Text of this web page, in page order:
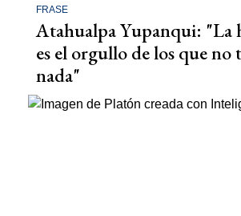
FRASE
Atahualpa Yupanqui: "La
es el orgullo de los que no
nada"